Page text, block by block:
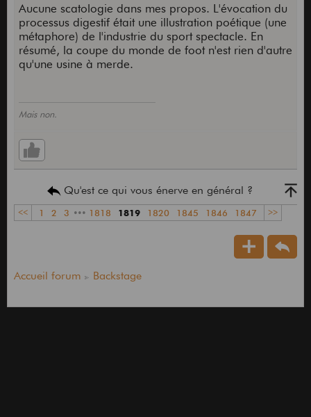
Aucune scatologie dans mes propos. L'évocation du
processus digestif était une illustration poétique (une
métaphore) de l'industrie du sport spectacle. En
résumé, la coupe du monde de foot n'est rien d'autre
qu'une usine à merde.
Mais non.
Qu'est ce qui vous énerve en général ?
<< 1 2 3 ••• 1818 1819 1820 1845 1846 1847 >>
Accueil forum Backstage